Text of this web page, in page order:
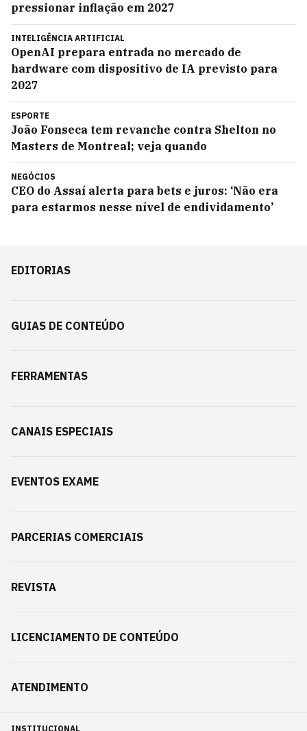
pressionar inflação em 2027
INTELIGÊNCIA ARTIFICIAL
OpenAI prepara entrada no mercado de
hardware com dispositivo de IA previsto para
2027
ESPORTE
João Fonseca tem revanche contra Shelton no
Masters de Montreal; veja quando
NEGÓCIOS
CEO do Assaí alerta para bets e juros: ‘Não era
para estarmos nesse nível de endividamento’
EDITORIAS
GUIAS DE CONTEÚDO
FERRAMENTAS
CANAIS ESPECIAIS
EVENTOS EXAME
PARCERIAS COMERCIAIS
REVISTA
LICENCIAMENTO DE CONTEÚDO
ATENDIMENTO
INSTITUCIONAL